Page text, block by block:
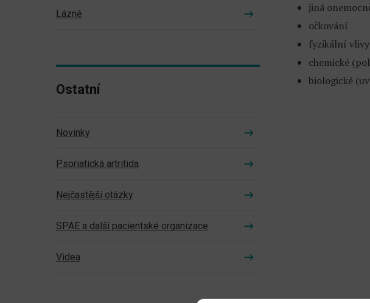
jiná
očkování
fyzikální
chemické
biologické
Lázně
Ostatní
Novinky
Psoriatická artritida
Nejčastější otázky
SPAE a další pacientské organizace
Videa